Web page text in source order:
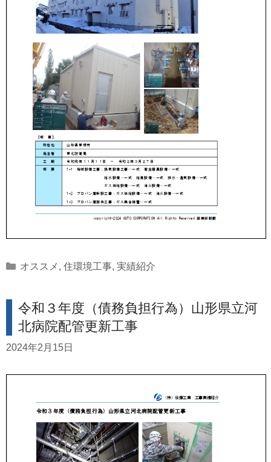
Categories
オススメ , 住環境工事, 実績紹介
令和３年度（債務負担行為）山形県立河
北病院配管更新工事
2024年2月15日